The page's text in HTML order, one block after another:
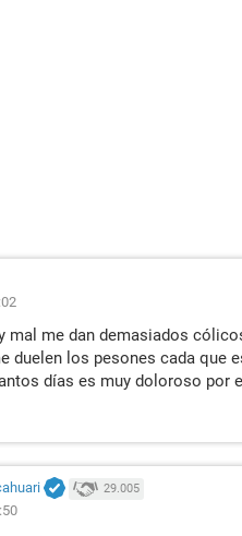
mal me dan demasiados
duelen los pesones cada que
días es muy doloroso por
29.005